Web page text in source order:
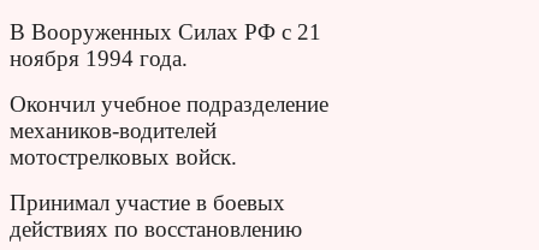
В Вооруженных Силах РФ с 21
ноября 1994 года.
Окончил учебное подразделение
механиков-водителей
мотострелковых войск.
Принимал участие в боевых
действиях по восстановлению